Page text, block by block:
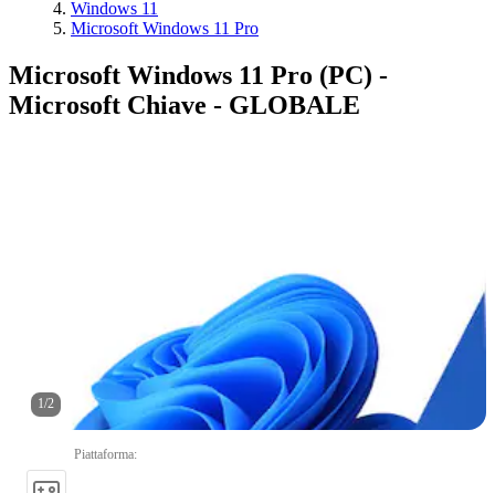
Windows 11
Microsoft Windows 11 Pro
Microsoft Windows 11 Pro (PC) -
Microsoft Chiave - GLOBALE
1/2
Piattaforma: